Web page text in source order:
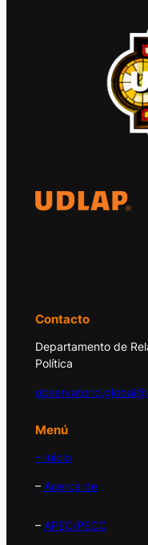
Contacto
Departamento de
Política
Menú
– Inicio
– Acerca de
– APEC/PECC